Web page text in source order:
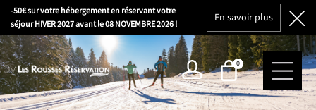
-50€ sur votre hébergement en réservant votre
séjour HIVER 2027 avant le 08 NOVEMBRE 2026 !
En savoir plus
0